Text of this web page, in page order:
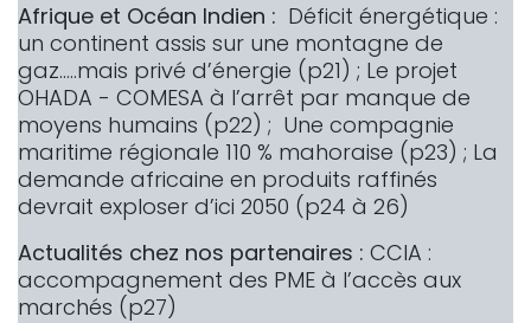
Afrique et Océan Indien : Déficit énergétique :
un continent assis sur une montagne de
gaz…..mais privé d’énergie (p21) ; Le projet
OHADA - COMESA à l’arrêt par manque de
moyens humains (p22) ; Une compagnie
maritime régionale 110 % mahoraise (p23) ; La
demande africaine en produits raffinés
devrait exploser d’ici 2050 (p24 à 26)
Actualités chez nos partenaires : CCIA :
accompagnement des PME à l’accès aux
marchés (p27)